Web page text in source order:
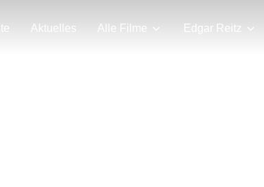
Aktuelles Alle Filme Edgar Reitz